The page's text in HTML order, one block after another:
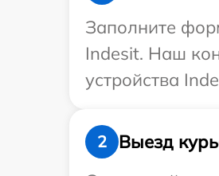
Заполните
Indesit. Наш
устройства
2
Выезд